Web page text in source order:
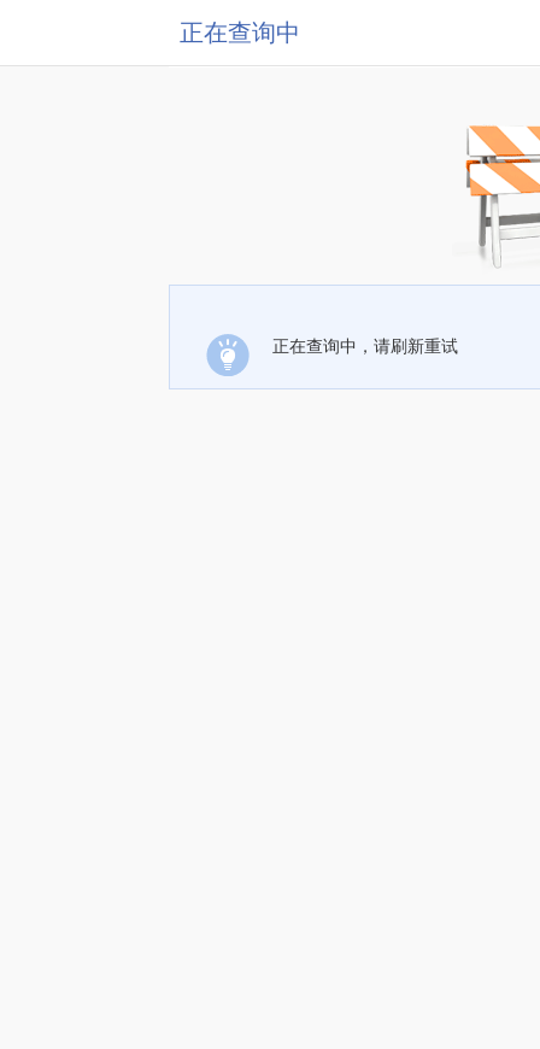
正在查询中
正在查询中，请刷新重试